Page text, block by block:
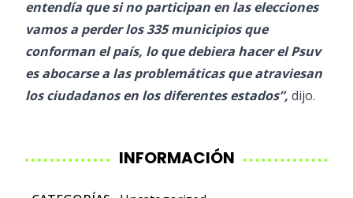
entendía que si no participan en las elecciones
vamos a perder los 335 municipios que
conforman el país, lo que debiera hacer el Psuv
es abocarse a las problemáticas que atraviesan
los ciudadanos en los diferentes estados”, dijo.
INFORMACIÓN